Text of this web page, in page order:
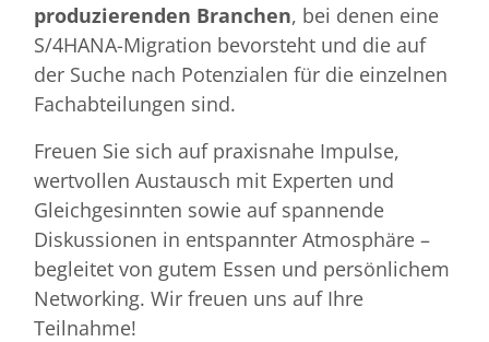
produzierenden Branchen, bei denen eine
S/4HANA-Migration bevorsteht und die auf
der Suche nach Potenzialen für die einzelnen
Fachabteilungen sind.
Freuen Sie sich auf praxisnahe Impulse,
wertvollen Austausch mit Experten und
Gleichgesinnten sowie auf spannende
Diskussionen in entspannter Atmosphäre –
begleitet von gutem Essen und persönlichem
Networking. Wir freuen uns auf Ihre
Teilnahme!